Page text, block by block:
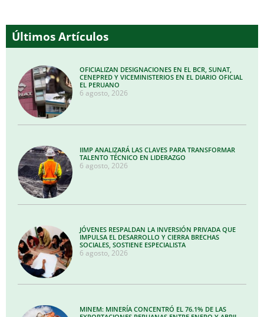
Últimos Artículos
OFICIALIZAN DESIGNACIONES EN EL BCR, SUNAT,
CENEPRED Y VICEMINISTERIOS EN EL DIARIO OFICIAL
EL PERUANO
6 agosto, 2026
IIMP ANALIZARÁ LAS CLAVES PARA TRANSFORMAR
TALENTO TÉCNICO EN LIDERAZGO
6 agosto, 2026
JÓVENES RESPALDAN LA INVERSIÓN PRIVADA QUE
IMPULSA EL DESARROLLO Y CIERRA BRECHAS
SOCIALES, SOSTIENE ESPECIALISTA
6 agosto, 2026
MINEM: MINERÍA CONCENTRÓ EL 76.1% DE LAS